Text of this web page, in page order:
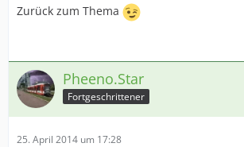
Zurück zum Thema
Pheeno.Star
Fortgeschrittener
25. April 2014 um 17:28